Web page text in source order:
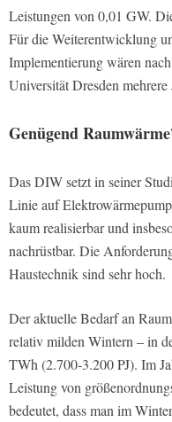
Leistungen von 0,01 GW.
Für die Weiterentwicklung
Implementierung wären
Universität Dresden
Genügend
Das DIW setzt in seiner
Linie auf
kaum realisierbar und
nachrüstbar. Die
Haustechnik sind sehr hoch.
Der aktuelle Bedarf an
relativ milden Wintern – in
TWh (2.700-3.200 PJ). Im
Leistung von
bedeutet, dass man im